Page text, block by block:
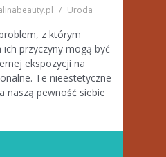
Uroda
z którym
przyczyny mogą być
ekspozycji na
Te nieestetyczne
naszą pewność siebie